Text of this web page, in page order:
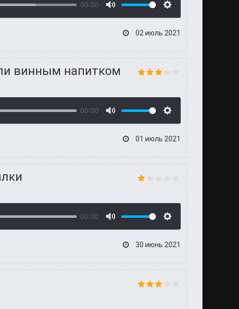
00:00
02 июль 2021
винным напитком
00:00
01 июль 2021
00:00
30 июнь 2021